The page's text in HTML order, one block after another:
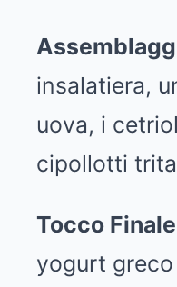
insalatiera,
uova, i
cipollotti
Tocco
yogurt greco